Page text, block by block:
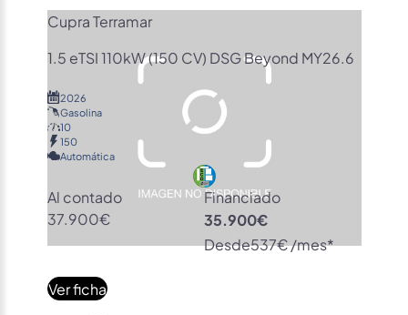
Cupra Terramar
1.5 eTSI 110kW (150 CV) DSG Beyond MY26.6
2026
Gasolina
10
150
Automática
Al contado
37.900€
Financiado
35.900€
Desde537€ /mes*
Ver ficha